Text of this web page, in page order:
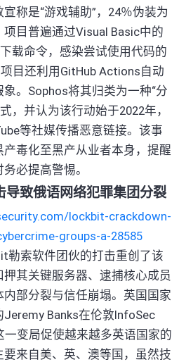
称是“游戏辅助”，24％伪装为
目普遍通过Visual Basic中的
载命令，感染尝试使用代码的
目还利用GitHub Actions自动
。Sophos将其归类为一种“分
，并认为该行动始于2022年，
等社媒传播恶意链接。该事
毒化至黑产从业者本身，提醒
必提高警惕。
致俄语网络犯罪集团分裂
lockbit-crackdown-
groups-a-28585
勒索软件团伙的打击重创了该
其关键服务器、逮捕核心成员
部分裂与信任崩塌。英国国家
Banks在伦敦InfoSec
一变局促使越来越多英语国家的
来自美、英、澳等国，虽然技